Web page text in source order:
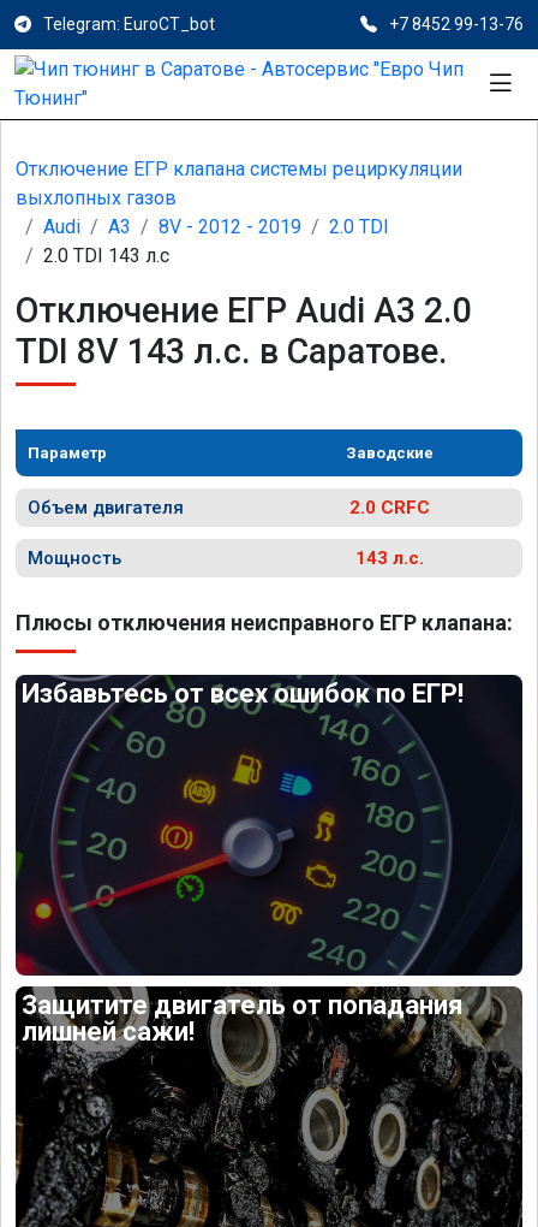
Telegram: EuroCT_bot +7 8452 99-13-76
Отключение ЕГР клапана системы рециркуляции
выхлопных газов
Audi
A3 8V - 2012 - 2019
2.0 TDI
2.0 TDI 143 л.с
Отключение ЕГР Audi A3 2.0
TDI 8V 143 л.с. в Саратове.
Параметр Заводские
Объем двигателя 2.0 CRFC
Мощность 143 л.с.
Плюсы отключения неисправного ЕГР клапана:
Избавьтесь от всех ошибок по ЕГР!
Защитите двигатель от попадания
лишней сажи!